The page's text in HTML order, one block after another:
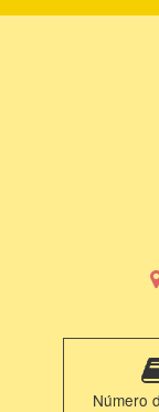
Número